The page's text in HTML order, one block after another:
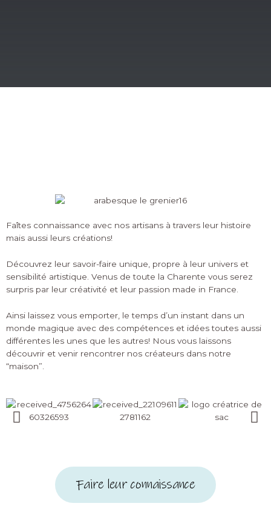
Faîtes connaissance avec nos artisans à travers leur histoire
mais aussi leurs créations!
Découvrez leur savoir-faire unique, propre à leur univers et
sensibilité artistique. Venus de toute la Charente vous serez
surpris par leur créativité et leur passion made in France.
Ainsi laissez vous emporter, le temps d’un instant dans un
monde magique avec des compétences et idées toutes aussi
différentes les unes que les autres! Nous vous laissons
découvrir et venir rencontrer nos créateurs dans notre
“maison”.
Faire leur connaissance